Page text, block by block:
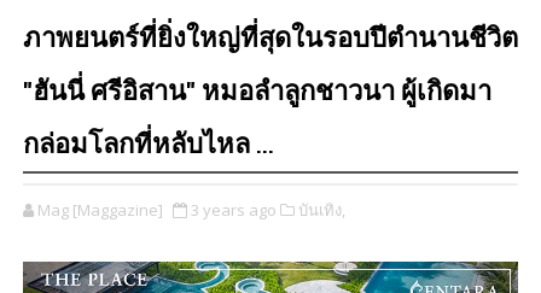
ภาพยนตร์ที่ยิ่งใหญ่ที่สุดในรอบปีตำนานชีวิต
"ฮันนี่ ศรีอิสาน" หมอลำลูกชาวนา ผู้เกิดมา
กล่อมโลกที่หลับไหล ...
Mag [Maggazine] 3 years ago บันเทิง,